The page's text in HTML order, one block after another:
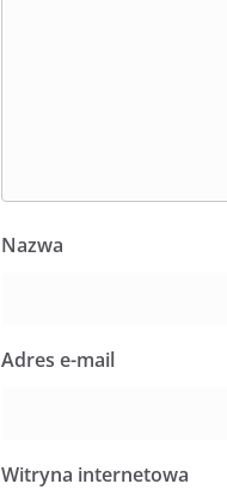
Nazwa
Adres e-mail
Witryna internetowa